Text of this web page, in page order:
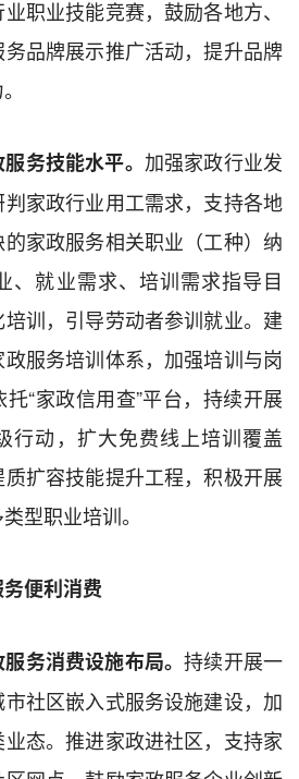
职业技能竞赛，鼓励各地方、
品牌展示推广活动，提升品牌
务技能水平。 加强家政行业发
家政行业用工需求，支持各地
家政服务相关职业（工种）纳
、就业需求、培训需求指导目
训，引导劳动者参训就业。建
服务培训体系，加强培训与岗
“家政信用查”平台，持续开展
行动，扩大免费线上培训覆盖
扩容技能提升工程，积极开展
型职业培训。
便利消费
服务消费设施布局。持续开展一
社区嵌入式服务设施建设，加
态。推进家政进社区，支持家